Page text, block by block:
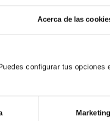
Acerca de las
configurar tus opciones
Marketing